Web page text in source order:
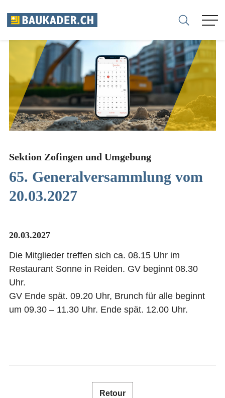
FÉDÉRATION
MEMBRES
ENTREPRISES
CARRIÈRE
SHOP
NEWSLETTER
BULLETIN SPÉCIALISÉ
CONTACT
Sektion Zofingen und Umgebung
65. Generalversammlung vom
20.03.2027
20.03.2027
Die Mitglieder treffen sich ca. 08.15 Uhr im
Restaurant Sonne in Reiden. GV beginnt 08.30
Uhr.
GV Ende spät. 09.20 Uhr, Brunch für alle beginnt
um 09.30 – 11.30 Uhr. Ende spät. 12.00 Uhr.
Retour